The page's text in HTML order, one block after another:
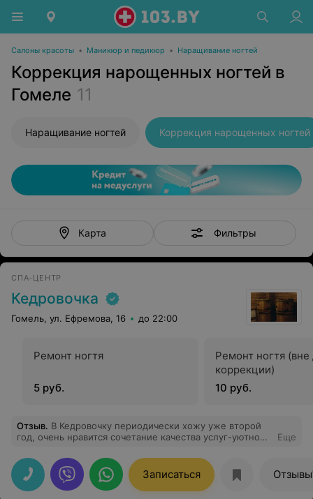
Салоны красоты • Маникюр и педикюр • Наращивание ногтей
Коррекция нарощенных ногтей в
Гомеле 11
Наращивание ногтей Коррекция нарощенных ногтей
Карта Фильтры
СПА-ЦЕНТР
Кедровочка
Гомель, ул. Ефремова, 16 до 22:00
Ремонт ногтя
5 руб.
Ремонт ногтя (вне
коррекции)
10 руб.
Отзыв. В Кедровочку периодически хожу уже второй
год, очень нравится сочетание качества услуг-уютной
персонала. Особенно нравится инфракрасная сауна с
вкусным чаем, приятная музыка, чистота, заботливое
отношение, неоднократно рекомендовала
друзьям,остались довольны. Спасибо!
Еще
Записаться Отзывы